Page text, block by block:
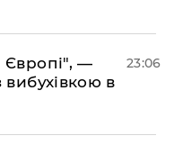
Європі", —
в
23:06